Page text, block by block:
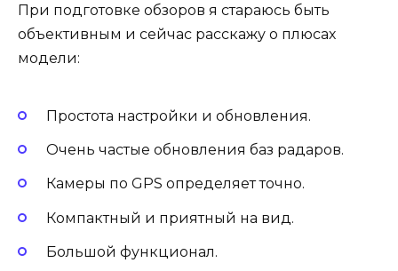
При подготовке обзоров я стараюсь быть
объективным и сейчас расскажу о плюсах
модели:
Простота настройки и обновления.
Очень частые обновления баз радаров.
Камеры по GPS определяет точно.
Компактный и приятный на вид.
Большой функционал.